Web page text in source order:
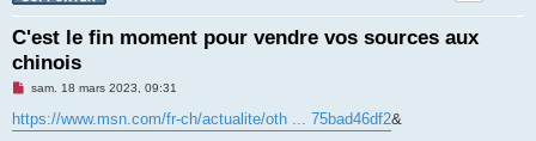
C'est le fin moment pour vendre vos sources aux
chinois
M
s
s
sam. 18 mars 2023, 09:31
https://www.msn.com/fr-ch/actualite/oth ... 75bad46df2&